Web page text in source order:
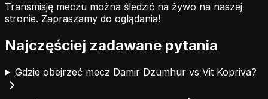
Transmisję meczu można śledzić na żywo na naszej
stronie. Zapraszamy do oglądania!
Najczęściej zadawane pytania
Gdzie obejrzeć mecz Damir Dzumhur vs Vit Kopriva?